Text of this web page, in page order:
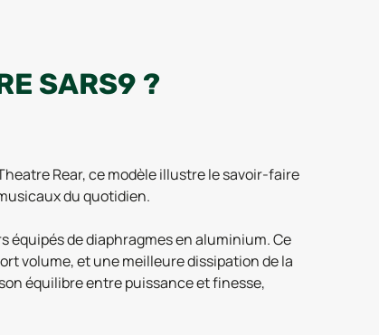
SARS9 ?
Rear, ce modèle illustre le savoir-faire
du quotidien.
équipés de diaphragmes en aluminium. Ce
volume, et une meilleure dissipation de la
équilibre entre puissance et finesse,